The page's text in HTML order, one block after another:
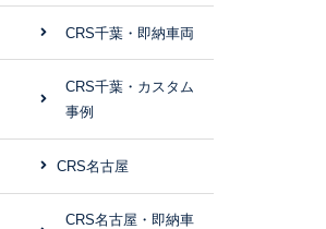
CRS千葉・即納車両
CRS千葉・カスタム
事例
CRS名古屋
CRS名古屋・即納車